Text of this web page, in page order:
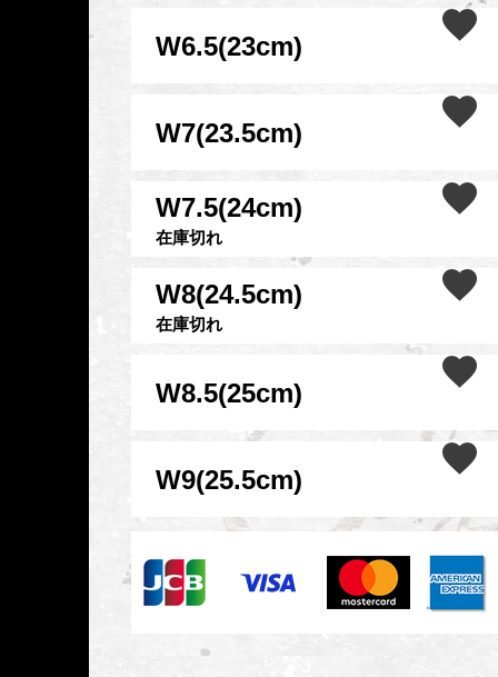
W6.5(23cm)
W7(23.5cm)
W7.5(24cm)
在庫切れ
W8(24.5cm)
在庫切れ
W8.5(25cm)
W9(25.5cm)